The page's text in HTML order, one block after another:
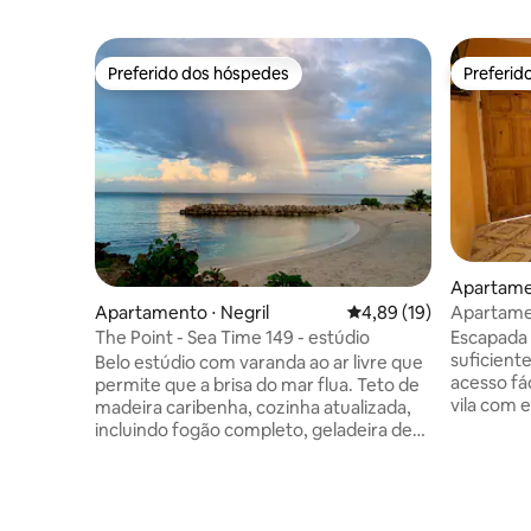
Preferido dos hóspedes
Preferido dos hóspedes
Apartamento ⋅ Negril 4,89 de uma
4,89 (19)
The Point - Sea Time 149 - estúdio
Belo estúdio com varanda ao ar livre que
permite que a brisa do mar flua. Teto de
madeira caribenha, cozinha atualizada,
incluindo fogão completo, geladeira de
Negril
suficiente
acesso
vila com